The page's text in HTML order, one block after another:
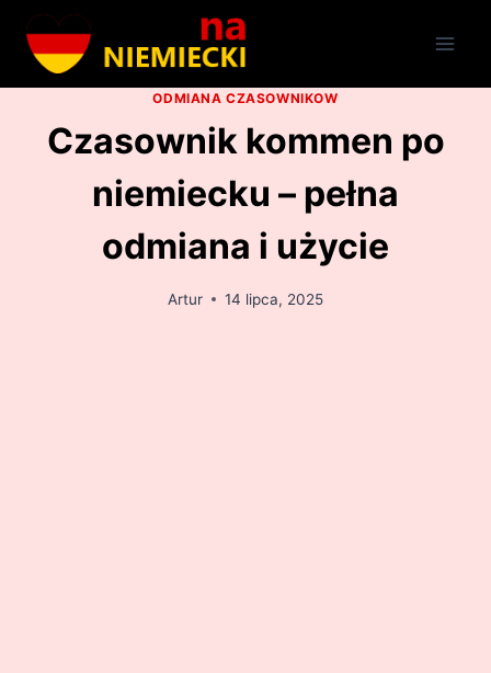
Przejdź
treści
ODMIANA CZASOWNIKOW
Czasownik kommen po
niemiecku – pełna
odmiana i użycie
Artur 14 lipca, 2025